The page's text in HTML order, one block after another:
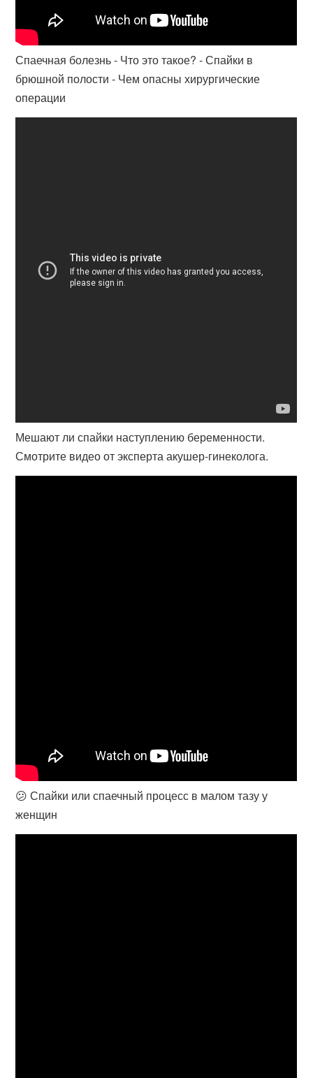
Спаечная болезнь - Что это такое? - Спайки в
брюшной полости - Чем опасны хирургические
операции
Мешают ли спайки наступлению беременности.
Смотрите видео от эксперта акушер-гинеколога.
😕 Спайки или спаечный процесс в малом тазу у
женщин